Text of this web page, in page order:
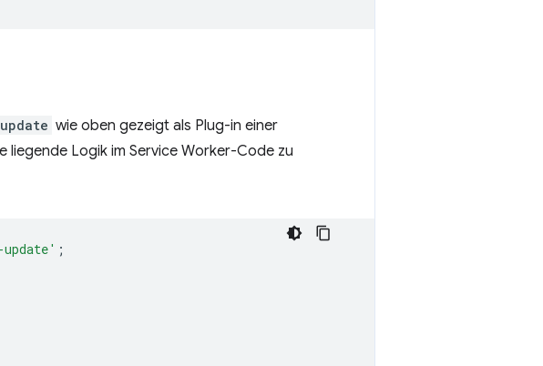
wie oben gezeigt als Plug-in einer
liegende Logik im Service Worker-Code zu
;